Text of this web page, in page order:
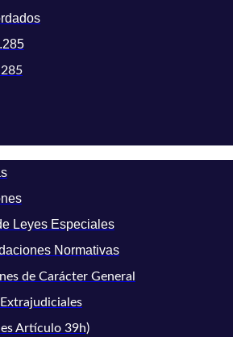
Leyes Especiales
Normativas
de Carácter General
Artículo 39h)